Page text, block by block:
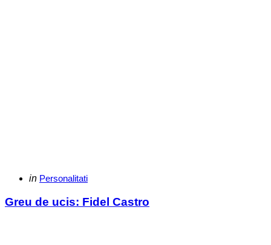
Categories
Posted
in Personalitati
Greu de ucis: Fidel Castro